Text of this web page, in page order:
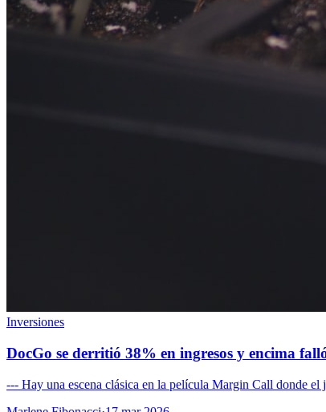
Inversiones
DocGo se derritió 38% en ingresos y encima
--- Hay una escena clásica en la película Margin Call donde